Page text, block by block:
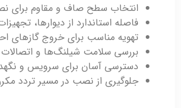
انتخاب سطح صاف و مقاوم برای
فاصله استاندارد از دیوارها،
تهویه مناسب برای خروج گازهای
بررسی سلامت شیلنگ‌ها و اتصالات
دسترسی آسان برای سرویس و
جلوگیری از نصب در مسیر تردد مکرر